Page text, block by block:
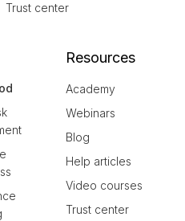
Trust center
Resources
Academy
Webinars
Blog
Help articles
Video courses
Trust center